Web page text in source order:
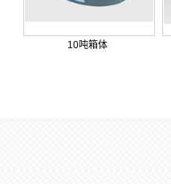
10吨箱体